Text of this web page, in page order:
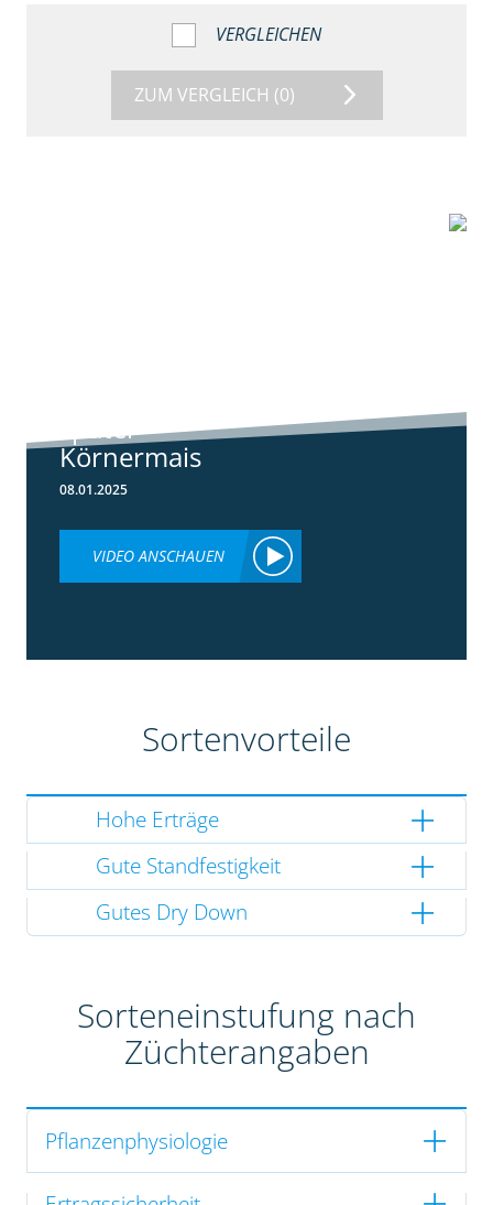
VERGLEICHEN
ZUM VERGLEICH (0)
später
Körnermais
08.01.2025
VIDEO ANSCHAUEN
Sortenvorteile
Hohe Erträge
Gute Standfestigkeit
Gutes Dry Down
Sorteneinstufung nach
Züchterangaben
Pflanzenphysiologie